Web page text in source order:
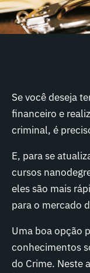
Se você deseja
financeiro e
criminal, é
E, para se
cursos
eles são mais
para o mercado
Uma boa opção
conhecimentos
do Crime. Neste